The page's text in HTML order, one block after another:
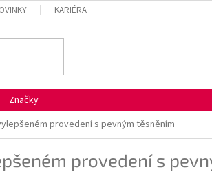
KARIÉRA
Značky
provedení s pevným těsněním
provedení s